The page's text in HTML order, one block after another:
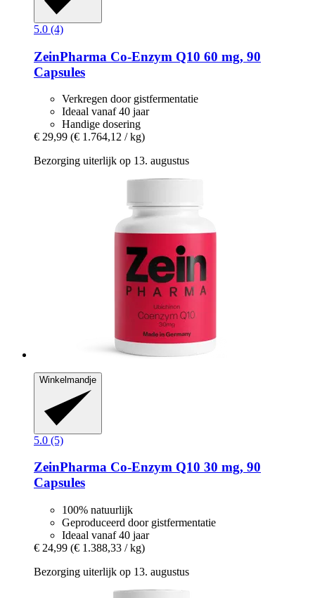
5.0 (4)
ZeinPharma Co-​Enzym Q10 60 mg, 90
Capsules
Verkregen door gistfermentatie
Ideaal vanaf 40 jaar
Handige dosering
€ 29,99 (€ 1.764,12 / kg)
Bezorging uiterlijk op 13. augustus
Winkelmandje
5.0 (5)
ZeinPharma Co-​Enzym Q10 30 mg, 90
Capsules
100% natuurlijk
Geproduceerd door gistfermentatie
Ideaal vanaf 40 jaar
€ 24,99 (€ 1.388,33 / kg)
Bezorging uiterlijk op 13. augustus